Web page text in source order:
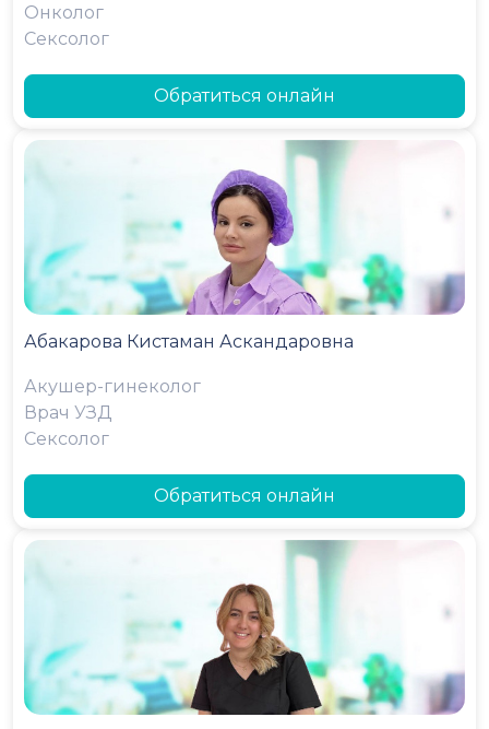
Онколог
Сексолог
Обратиться онлайн
Абакарова Кистаман Аскандаровна
Акушер-гинеколог
Врач УЗД
Сексолог
Обратиться онлайн